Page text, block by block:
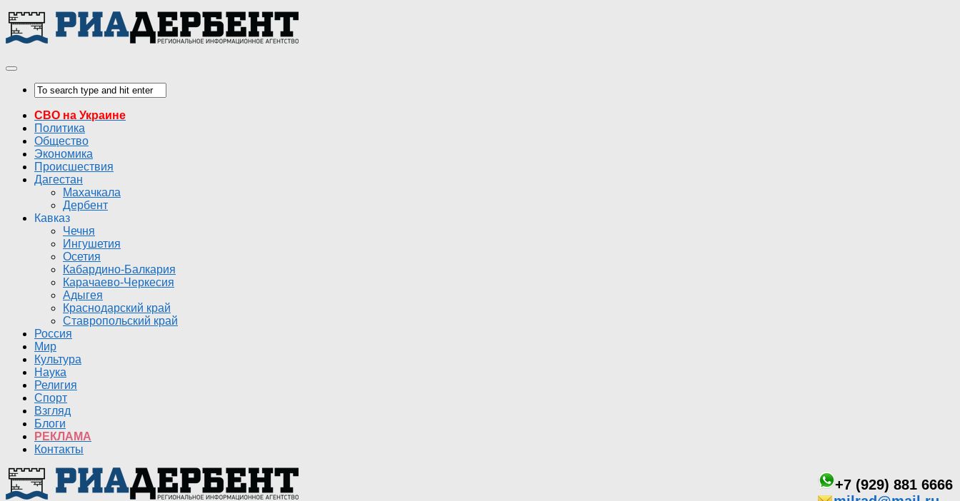
СВО на Украине
Политика
Общество
Экономика
Происшествия
Дагестан
Махачкала
Дербент
Кавказ
Чечня
Ингушетия
Осетия
Кабардино-Балкария
Карачаево-Черкесия
Адыгея
Краснодарский край
Ставропольский край
Россия
Мир
Культура
Наука
Религия
Спорт
Взгляд
Блоги
РЕКЛАМА
Контакты
+7 (929) 881 6666